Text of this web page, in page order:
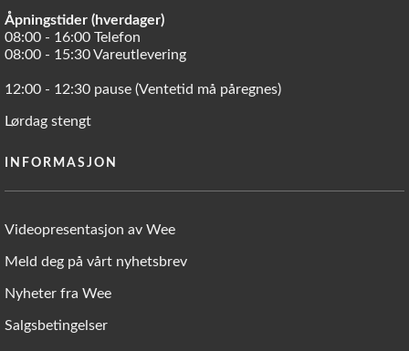
Åpningstider (hverdager)
08:00 - 16:00 Telefon
08:00 - 15:30 Vareutlevering
12:00 - 12:30 pause (Ventetid må påregnes)
Lørdag stengt
INFORMASJON
Videopresentasjon av Wee
Meld deg på vårt nyhetsbrev
Nyheter fra Wee
Salgsbetingelser